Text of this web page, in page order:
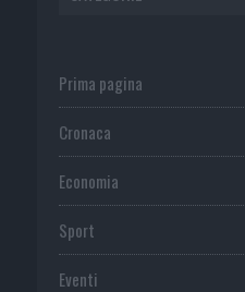
Prima pagina
Cronaca
Economia
Sport
Eventi